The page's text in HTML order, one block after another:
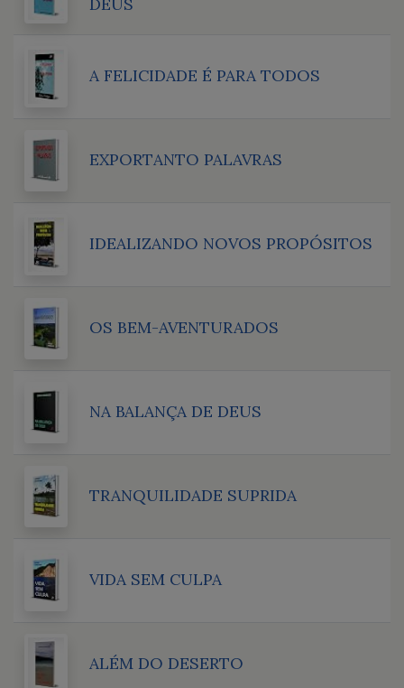
A FELICIDADE É PARA TODOS
EXPORTANTO PALAVRAS
IDEALIZANDO NOVOS PROPÓSITOS
OS BEM-AVENTURADOS
NA BALANÇA DE DEUS
TRANQUILIDADE SUPRIDA
VIDA SEM CULPA
ALÉM DO DESERTO